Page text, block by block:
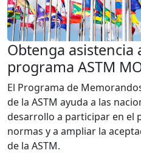
Obtenga asistencia
programa ASTM
El Programa de
de la ASTM ayuda a las
desarrollo a participar en el
normas y a ampliar la
de la ASTM.